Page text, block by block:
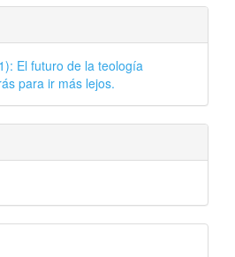
El futuro de la teología
para ir más lejos.